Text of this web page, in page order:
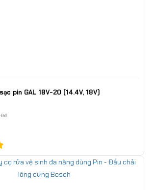
pin GAL 18V-20 (14.4V, 18V)